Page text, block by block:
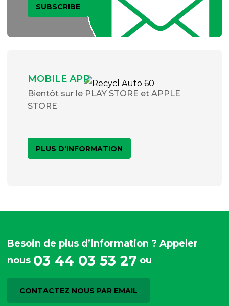
MOBILE APP
Bientôt sur le PLAY STORE et APPLE
STORE
PLUS D'INFORMATION
Besoin de plus d’information ? Appeler
nous 03 44 03 53 27 ou
CONTACTEZ NOUS PAR EMAIL